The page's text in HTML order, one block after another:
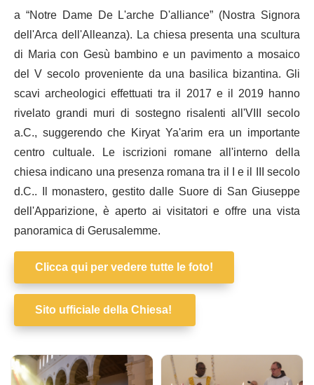
a “Notre Dame De L'arche D'alliance” (Nostra Signora
dell'Arca dell'Alleanza). La chiesa presenta una scultura
di Maria con Gesù bambino e un pavimento a mosaico
del V secolo proveniente da una basilica bizantina. Gli
scavi archeologici effettuati tra il 2017 e il 2019 hanno
rivelato grandi muri di sostegno risalenti all'VIII secolo
a.C., suggerendo che Kiryat Ya'arim era un importante
centro cultuale. Le iscrizioni romane all'interno della
chiesa indicano una presenza romana tra il I e il III secolo
d.C.. Il monastero, gestito dalle Suore di San Giuseppe
dell'Apparizione, è aperto ai visitatori e offre una vista
panoramica di Gerusalemme.
Clicca qui per vedere tutte le foto!
Sito ufficiale della Chiesa!